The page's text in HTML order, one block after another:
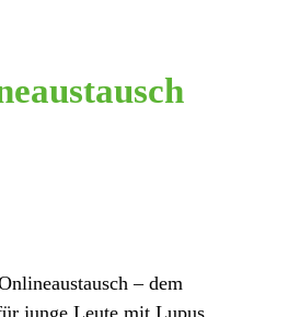
– dem
junge Leute mit Lupus